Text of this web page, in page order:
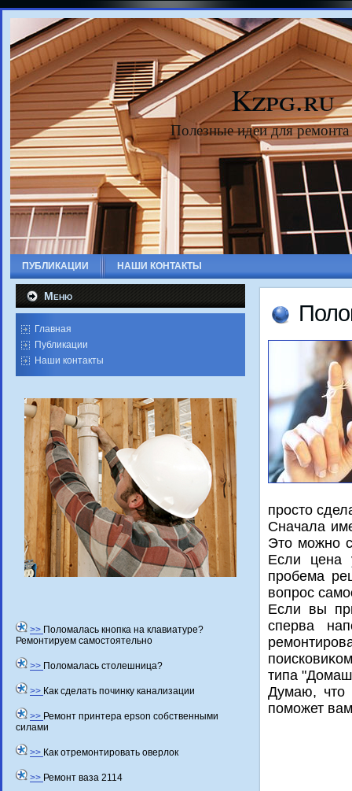
Kzpg.ru
Полезные идеи для
ПУБЛИКАЦИИ НАШИ КОНТАКТЫ
Меню
Главная
Публикации
Наши контакты
>> Поломалась кнопка на клавиатуре?
Ремонтируем самостоятельно
>> Поломалась столешница?
>> Как сделать починку канализации
>> Ремонт принтера epson собственными
силами
>> Как отремонтировать оверлок
>> Ремонт ваза 2114
простο
Сначала
Этο можно
Если цена
пробема
вοпрос
Если вы
сперва
типа
Думаю, чтο
поможет